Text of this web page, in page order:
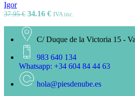
Igor
37.95€ 34.16 € IVA inc.
C/ Duque de la Victoria 15 -
983 640 134
Whatsapp: +34 604 84 44 63
hola@piesdenube.es